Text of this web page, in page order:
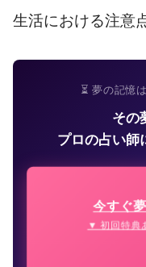
生活における注意
⏳ 夢の記憶
その
プロの占い師
今すぐ
▼ 初回特典